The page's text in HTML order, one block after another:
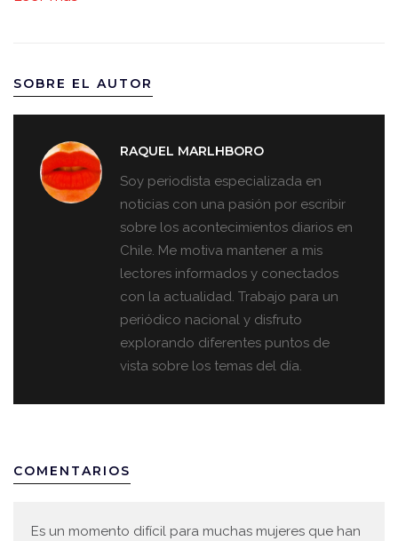
SOBRE EL AUTOR
RAQUEL MARLHBORO
Soy periodista especializada en
noticias con una pasión por escribir
sobre los acontecimientos diarios en
Chile. Me motiva mantener a mis
lectores informados y conectados
con la actualidad. Trabajo para un
periódico nacional y disfruto
explorando diferentes puntos de
vista sobre los temas del día.
COMENTARIOS
Es un momento difícil para muchas mujeres que han